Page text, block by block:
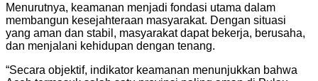
Menurutnya, keamanan menjadi fondasi utama dalam
membangun kesejahteraan masyarakat. Dengan situasi
yang aman dan stabil, masyarakat dapat bekerja, berusaha,
dan menjalani kehidupan dengan tenang.
“Secara objektif, indikator keamanan menunjukkan bahwa